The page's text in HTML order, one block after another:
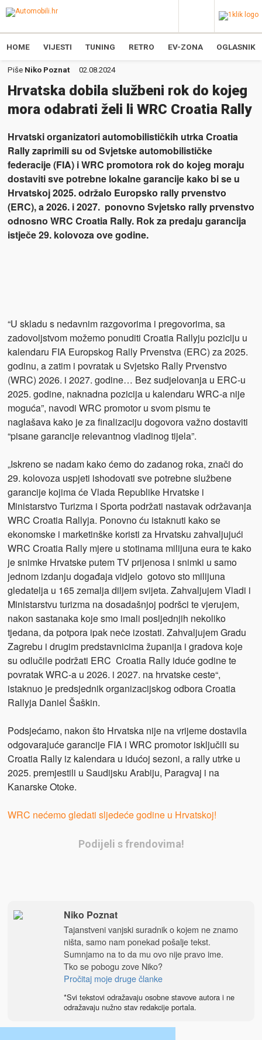
HOME VIJESTI TUNING RETRO EV-ZONA OGLASNIK
Piše Niko Poznat 02.08.2024
Hrvatska dobila službeni rok do kojeg
mora odabrati želi li WRC Croatia Rally
Hrvatski organizatori automobilističkih utrka Croatia
Rally zaprimili su od Svjetske automobilističke
federacije (FIA) i WRC promotora rok do kojeg moraju
dostaviti sve potrebne lokalne garancije kako bi se u
Hrvatskoj 2025. održalo Europsko rally prvenstvo
(ERC), a 2026. i 2027. ponovno Svjetsko rally prvenstvo
odnosno WRC Croatia Rally. Rok za predaju garancija
istječe 29. kolovoza ove godine.
“U skladu s nedavnim razgovorima i pregovorima, sa
zadovoljstvom možemo ponuditi Croatia Rallyju poziciju u
kalendaru FIA Europskog Rally Prvenstva (ERC) za 2025.
godinu, a zatim i povratak u Svjetsko Rally Prvenstvo
(WRC) 2026. i 2027. godine… Bez sudjelovanja u ERC-u
2025. godine, naknadna pozicija u kalendaru WRC-a nije
moguća”, navodi WRC promotor u svom pismu te
naglašava kako je za finalizaciju dogovora važno dostaviti
“pisane garancije relevantnog vladinog tijela”.
„Iskreno se nadam kako ćemo do zadanog roka, znači do
29. kolovoza uspjeti ishodovati sve potrebne službene
garancije kojima će Vlada Republike Hrvatske i
Ministarstvo Turizma i Sporta podržati nastavak održavanja
WRC Croatia Rallyja. Ponovno ću istaknuti kako se
ekonomske i marketinške koristi za Hrvatsku zahvaljujući
WRC Croatia Rally mjere u stotinama milijuna eura te kako
je snimke Hrvatske putem TV prijenosa i snimki u samo
jednom izdanju događaja vidjelo gotovo sto milijuna
gledatelja u 165 zemalja diljem svijeta. Zahvaljujem Vladi i
Ministarstvu turizma na dosadašnjoj podršci te vjerujem,
nakon sastanaka koje smo imali posljednjih nekoliko
tjedana, da potpora ipak neċe izostati. Zahvaljujem Gradu
Zagrebu i drugim predstavnicima županija i gradova koje
su odlučile podržati ERC Croatia Rally iduće godine te
povratak WRC-a u 2026. i 2027. na hrvatske ceste“,
istaknuo je predsjednik organizacijskog odbora Croatia
Rallyja Daniel Šaškin.
Podsjećamo, nakon što Hrvatska nije na vrijeme dostavila
odgovarajuće garancije FIA i WRC promotor isključili su
Croatia Rally iz kalendara u idućoj sezoni, a rally utrke u
2025. premjestili u Saudijsku Arabiju, Paragvaj i na
Kanarske Otoke.
WRC nećemo gledati sljedeće godine u Hrvatskoj!
Podijeli s frendovima!
Niko Poznat
Tajanstveni vanjski suradnik o kojem ne znamo
ništa, samo nam ponekad pošalje tekst.
Sumnjamo na to da mu ovo nije pravo ime.
Tko se pobogu zove Niko?
Pročitaj moje druge članke
*Svi tekstovi odražavaju osobne stavove autora i ne
odražavaju nužno stav redakcije portala.